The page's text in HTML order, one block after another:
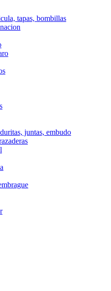
tapas, bombillas
juntas, embudo